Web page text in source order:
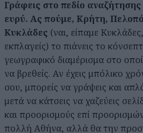
Γράφεις στο πεδίο
ευρύ. Ας πούμε, Κρήτη,
Κυκλάδες (ναι, είπαμε
εκπλαγείς) το πιάνεις το
γεωγραφικό διαμέρισμα στο
να βρεθείς. Αν έχεις μπόλικο
σου, μπορείς να γράψεις και
μετά να κάτσεις να χαζεύεις
και προορισμούς επί
πολλή Αθήνα, αλλά θα την